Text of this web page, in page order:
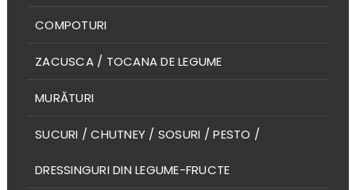
COMPOTURI
ZACUSCA / TOCANA DE LEGUME
MURĂTURI
SUCURI / CHUTNEY / SOSURI / PESTO /
DRESSINGURI DIN LEGUME-FRUCTE